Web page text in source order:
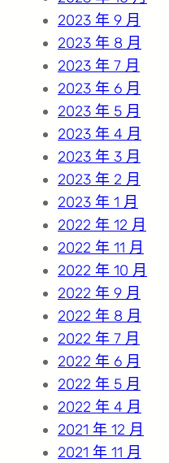
2023 年 9 月
2023 年 8 月
2023 年 7 月
2023 年 6 月
2023 年 5 月
2023 年 4 月
2023 年 3 月
2023 年 2 月
2023 年 1 月
2022 年 12 月
2022 年 11 月
2022 年 10 月
2022 年 9 月
2022 年 8 月
2022 年 7 月
2022 年 6 月
2022 年 5 月
2022 年 4 月
2021 年 12 月
2021 年 11 月